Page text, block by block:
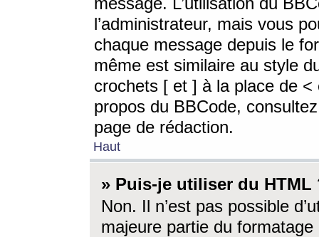
l’administrateur, mais vous
chaque message depuis le
même est similaire au style
crochets [ et ] à la place de <
propos du BBCode,
page de rédaction.
Haut
» Puis-je utiliser du HTML
Non. Il n’est pas possible
majeure partie du